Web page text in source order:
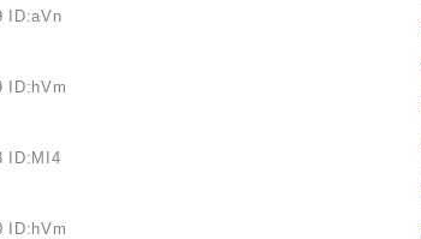
ID:aVn
ID:hVm
ID:MI4
ID:hVm